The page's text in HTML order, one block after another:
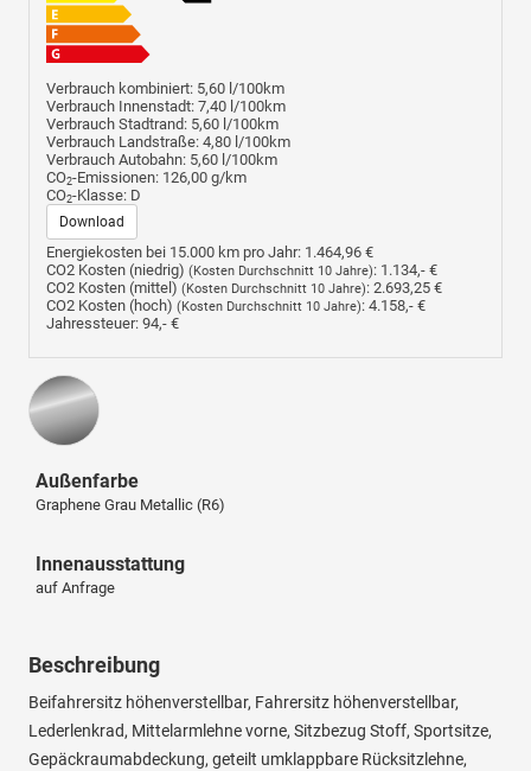
Verbrauch kombiniert: 5,60 l/100km
Verbrauch Innenstadt: 7,40 l/100km
Verbrauch Stadtrand: 5,60 l/100km
Verbrauch Landstraße: 4,80 l/100km
Verbrauch Autobahn: 5,60 l/100km
CO2-Emissionen: 126,00 g/km
CO2-Klasse: D
Download
Energiekosten bei 15.000 km pro Jahr: 1.464,96 €
CO2 Kosten (niedrig) (Kosten Durchschnitt 10 Jahre): 1.134,- €
CO2 Kosten (mittel) (Kosten Durchschnitt 10 Jahre): 2.693,25 €
CO2 Kosten (hoch) (Kosten Durchschnitt 10 Jahre): 4.158,- €
Jahressteuer: 94,- €
Außenfarbe
Graphene Grau Metallic (R6)
Innenausstattung
auf Anfrage
Beschreibung
Beifahrersitz höhenverstellbar, Fahrersitz höhenverstellbar,
Lederlenkrad, Mittelarmlehne vorne, Sitzbezug Stoff, Sportsitze,
Gepäckraumabdeckung, geteilt umklappbare Rücksitzlehne,